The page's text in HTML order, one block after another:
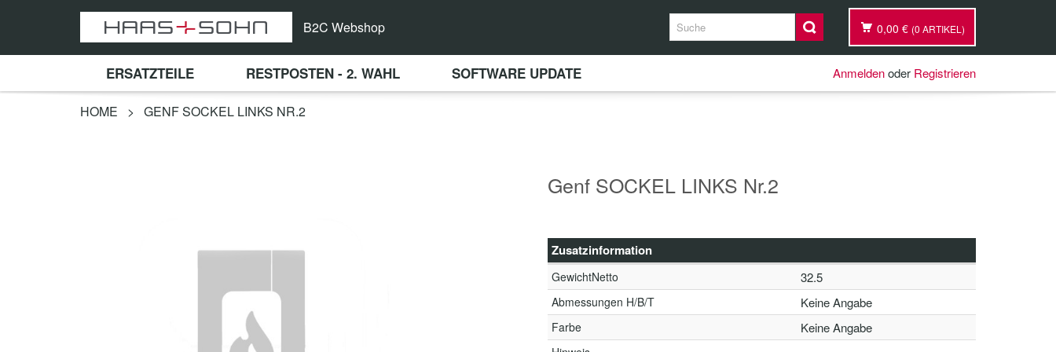
B2C Webshop 0,00 € (0 ARTIKEL)
ERSATZTEILE RESTPOSTEN - 2. WAHL SOFTWARE UPDATE Anmeldenoder Registrieren
HOME > GENF SOCKEL LINKS NR.2
Genf SOCKEL LINKS Nr.2
Zusatzinformation
GewichtNetto 32.5
Abmessungen H/B/T Keine Angabe
Farbe Keine Angabe